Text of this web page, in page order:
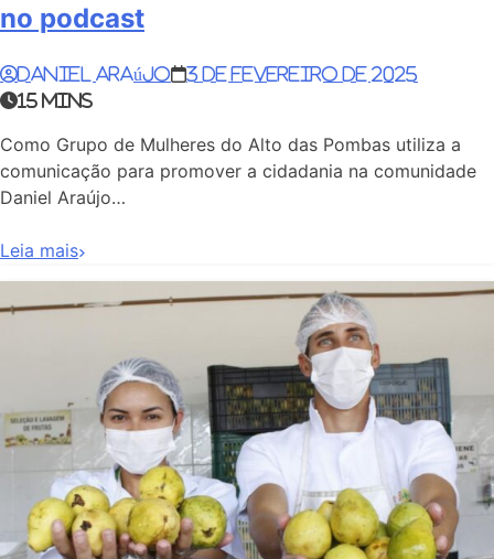
no podcast
Daniel Araújo
3 de fevereiro de 2025
15 mins
Como Grupo de Mulheres do Alto das Pombas utiliza a
comunicação para promover a cidadania na comunidade
Daniel Araújo…
Leia mais